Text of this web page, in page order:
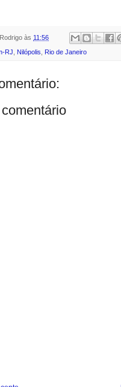
às 11:56
RJ Nilópolis Rio de Janeiro